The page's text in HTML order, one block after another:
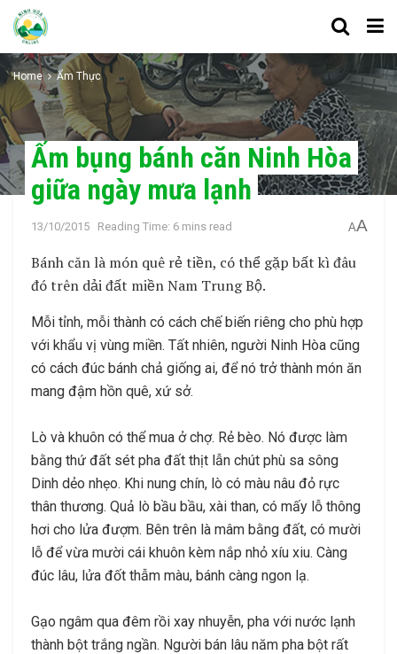
Home Ẩm Thực
Ấm bụng bánh căn Ninh Hòa
giữa ngày mưa lạnh
13/10/2015 Reading Time: 6 mins read AA
Bánh căn là món quê rẻ tiền, có thể gặp bất kì đâu
đó trên dải đất miền Nam Trung Bộ.
Mỗi tỉnh, mỗi thành có cách chế biến riêng cho phù hợp
với khẩu vị vùng miền. Tất nhiên, người Ninh Hòa cũng
có cách đúc bánh chả giống ai, để nó trở thành món ăn
mang đậm hồn quê, xứ sở.
Lò và khuôn có thể mua ở chợ. Rẻ bèo. Nó được làm
bằng thứ đất sét pha đất thịt lẫn chút phù sa sông
Dinh dẻo nhẹo. Khi nung chín, lò có màu nâu đỏ rực
thân thương. Quả lò bầu bầu, xài than, có mấy lỗ thông
hơi cho lửa đượm. Bên trên là mâm bằng đất, có mười
lỗ để vừa mười cái khuôn kèm nắp nhỏ xíu xiu. Càng
đúc lâu, lửa đốt thẫm màu, bánh càng ngon lạ.
Gạo ngâm qua đêm rồi xay nhuyễn, pha với nước lạnh
thành bột trắng ngần. Người bán lâu năm pha bột rất